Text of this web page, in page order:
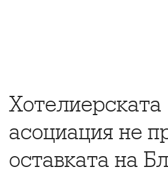
Хотелиерската
асоциация не
оставката на